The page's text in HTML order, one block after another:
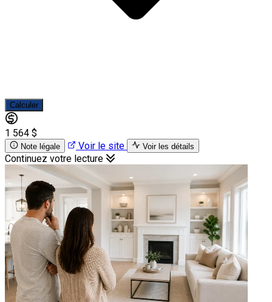
Calculer
1 564 $
Note légale Voir le site Voir les détails
Continuez votre lecture